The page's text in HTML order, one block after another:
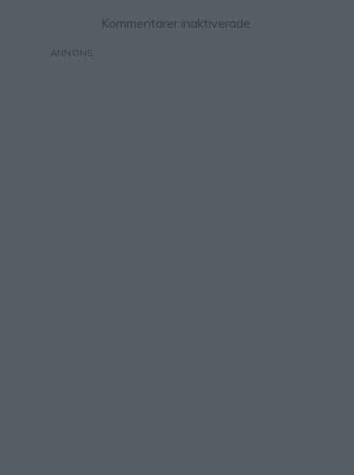
Kommentarer inaktiverade.